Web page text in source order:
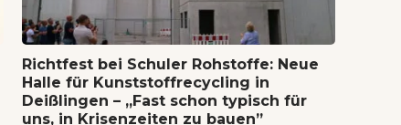
Richtfest bei Schuler Rohstoffe: Neue
Halle für Kunststoffrecycling in
Deißlingen – „Fast schon typisch für
uns, in Krisenzeiten zu bauen”